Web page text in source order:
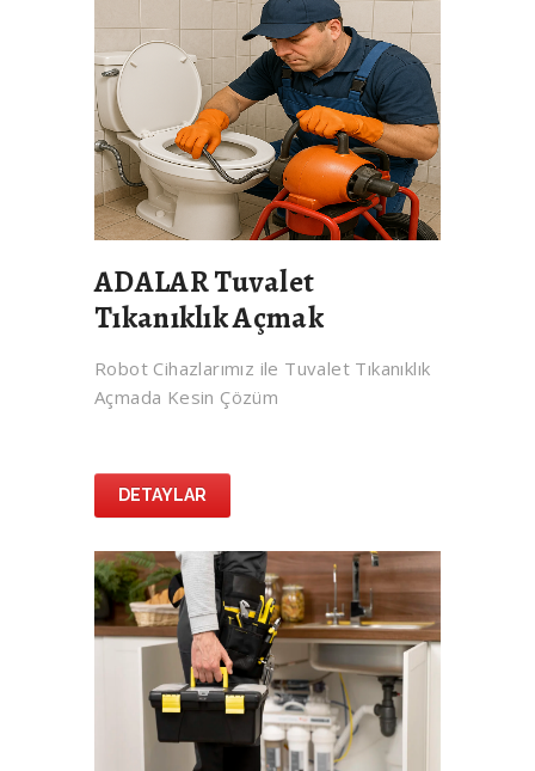
ADALAR Tuvalet
Tıkanıklık Açmak
Robot Cihazlarımız ile Tuvalet Tıkanıklık
Açmada Kesin Çözüm
DETAYLAR